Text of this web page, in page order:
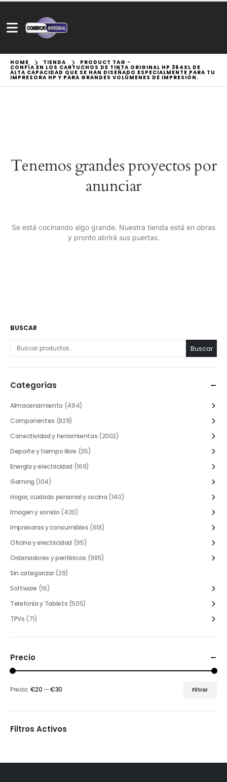
HOME TIENDA PRODUCT TAG -
CONFÍA EN LOS CARTUCHOS DE TINTA ORIGINAL HP 364XL DE
ALTA CAPACIDAD QUE SE HAN DISEÑADO ESPECIALMENTE PARA TU
IMPRESORA HP Y PARA GRANDES VOLÚMENES DE IMPRESIÓN.
Tenemos grandes proyectos por
anunciar
Se está cocinando algo grande. Nuestra tienda está en obras
y pronto abrirá sus puertas.
BUSCAR
Buscar
Categorías
Almacenamiento (494)
Componentes (829)
Conectividad y herramientas (2002)
Deporte y tiempo libre (35)
Energía y electricidad (169)
Gaming (104)
Hogar, cuidado personal y cocina (140)
Imagen y sonido (420)
Impresoras y consumibles (618)
Oficina y electricidad (95)
Ordenadores y periféricos (985)
Sin categorizar(29)
Software (16)
Telefonía y Tablets (505)
TPVs (71)
Precio
Filtrar
Precio: €20 —€30
Filtros Activos